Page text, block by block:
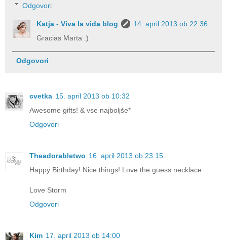
Odgovori
Katja - Viva la vida blog
14. april 2013 ob 22:36
Gracias Marta :)
Odgovori
cvetka 15. april 2013 ob 10:32
Awesome gifts! & vse najboljše*
Odgovori
Theadorabletwo 16. april 2013 ob 23:15
Happy Birthday! Nice things! Love the guess necklace
Love Storm
Odgovori
Kim 17. april 2013 ob 14:00